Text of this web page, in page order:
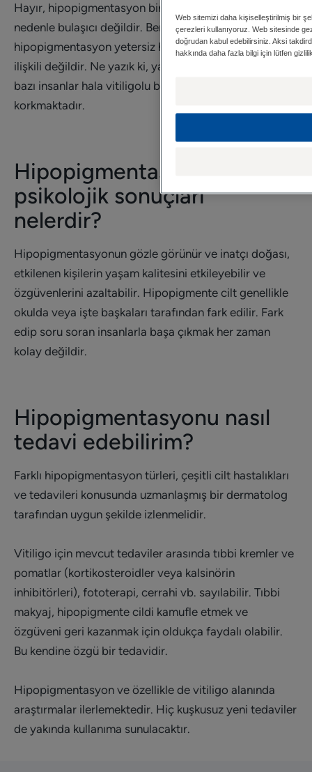
Hayır, hipopigmentasyon bir enfeksiyon değildir ve bu
nedenle bulaşıcı değildir. Benzer şekilde,
hipopigmentasyon yetersiz hijyen veya cilt bakımı ile
ilişkili değildir. Ne yazık ki, yanlış bilgilerden dolayı
bazı insanlar hala vitiligolu biriyle el sıkışmaktan
korkmaktadır.
Hipopigmentasyonun
psikolojik sonuçları
nelerdir?
Hipopigmentasyonun gözle görünür ve inatçı doğası,
etkilenen kişilerin yaşam kalitesini etkileyebilir ve
özgüvenlerini azaltabilir. Hipopigmente cilt genellikle
okulda veya işte başkaları tarafından fark edilir. Fark
edip soru soran insanlarla başa çıkmak her zaman
kolay değildir.
Hipopigmentasyonu nasıl
tedavi edebilirim?
Farklı hipopigmentasyon türleri, çeşitli cilt hastalıkları
ve tedavileri konusunda uzmanlaşmış bir dermatolog
tarafından uygun şekilde izlenmelidir.
Vitiligo için mevcut tedaviler arasında tıbbi kremler ve
pomatlar (kortikosteroidler veya kalsinörin
inhibitörleri), fototerapi, cerrahi vb. sayılabilir. Tıbbi
makyaj, hipopigmente cildi kamufle etmek ve
özgüveni geri kazanmak için oldukça faydalı olabilir.
Bu kendine özgü bir tedavidir.
Hipopigmentasyon ve özellikle de vitiligo alanında
araştırmalar ilerlemektedir. Hiç kuşkusuz yeni tedaviler
de yakında kullanıma sunulacaktır.
Web sitemizi daha kişiselleştirilmiş bir
çerezleri kullanıyoruz. Web sitesinde
doğrudan kabul edebilirsiniz. Aksi
hakkında daha fazla bilgi için lütfen